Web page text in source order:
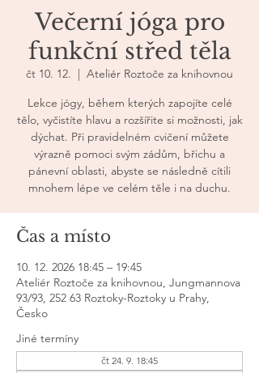
Večerní jóga pro
funkční střed těla
čt 10. 12.
  |
Ateliér Roztoče za knihovnou
Lekce jógy, během kterých zapojíte celé
tělo, vyčistíte hlavu a rozšířite si možnosti, jak
dýchat. Při pravidelném cvičení můžete
výrazně pomoci svým zádům, břichu a
pánevní oblasti, abyste se následně cítili
mnohem lépe ve celém těle i na duchu.
Čas a místo
10. 12. 2026 18:45 – 19:45
Ateliér Roztoče za knihovnou, Jungmannova
93/93, 252 63 Roztoky-Roztoky u Prahy,
Česko
Jiné termíny
čt 24. 9. 18:45